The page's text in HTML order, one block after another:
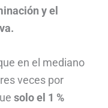
y el
en el mediano
veces por
solo el 1 %